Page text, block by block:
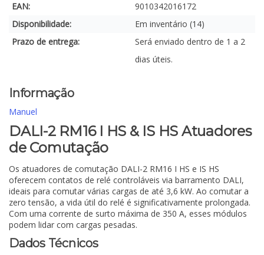
EAN:
9010342016172
Disponibilidade:
Em inventário (14)
Prazo de entrega:
Será enviado dentro de 1 a 2
dias úteis.
Informação
Manuel
DALI-2 RM16 I HS & IS HS Atuadores
de Comutação
Os atuadores de comutação DALI-2 RM16 I HS e IS HS
oferecem contatos de relé controláveis via barramento DALI,
ideais para comutar várias cargas de até 3,6 kW. Ao comutar a
zero tensão, a vida útil do relé é significativamente prolongada.
Com uma corrente de surto máxima de 350 A, esses módulos
podem lidar com cargas pesadas.
Dados Técnicos